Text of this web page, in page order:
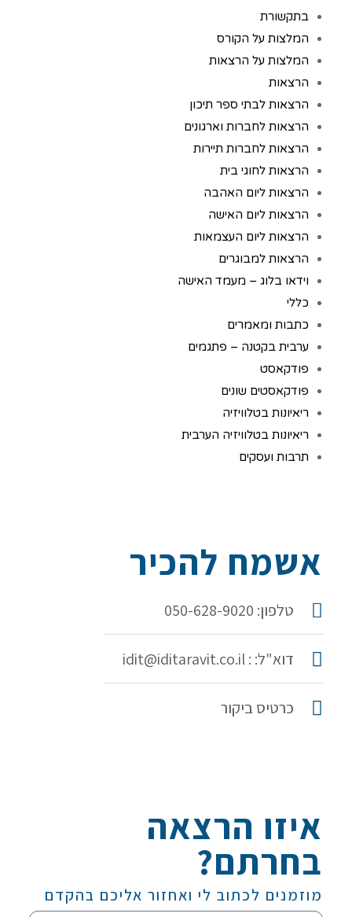
בתקשורת
המלצות על הקורס
המלצות על הרצאות
הרצאות
הרצאות לבתי ספר תיכון
הרצאות לחברות וארגונים
הרצאות לחברות תיירות
הרצאות לחוגי בית
הרצאות ליום האהבה
הרצאות ליום האישה
הרצאות ליום העצמאות
הרצאות למבוגרים
וידאו בלוג – מעמד האישה
כללי
כתבות ומאמרים
ערבית בקטנה – פתגמים
פודקאסט
פודקאסטים שונים
ריאיונות בטלוויזיה
ריאיונות בטלוויזיה הערבית
תרבות ועסקים
איזו הרצאה
בחרתם?
מוזמנים לכתוב לי ואחזור אליכם בהקדם
אשמח להכיר
טלפון: 050-628-9020
דוא"ל: : idit@iditaravit.co.il
כרטיס ביקור